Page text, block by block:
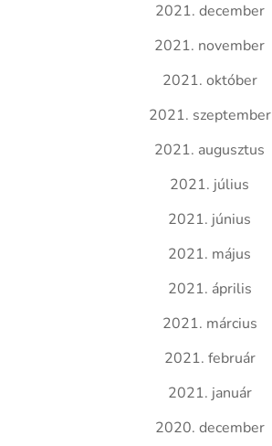
2021. december
2021. november
2021. október
2021. szeptember
2021. augusztus
2021. július
2021. június
2021. május
2021. április
2021. március
2021. február
2021. január
2020. december